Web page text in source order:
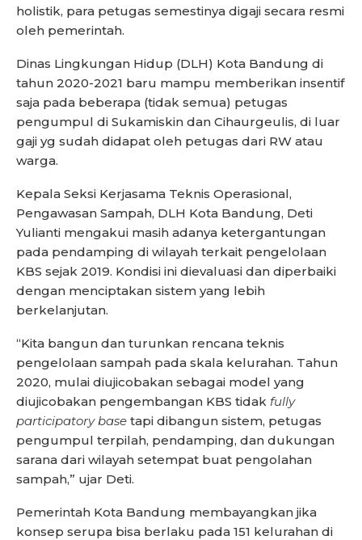
holistik, para petugas semestinya digaji secara resmi
oleh pemerintah.
Dinas Lingkungan Hidup (DLH) Kota Bandung di
tahun 2020-2021 baru mampu memberikan insentif
saja pada beberapa (tidak semua) petugas
pengumpul di Sukamiskin dan Cihaurgeulis, di luar
gaji yg sudah didapat oleh petugas dari RW atau
warga.
Kepala Seksi Kerjasama Teknis Operasional,
Pengawasan Sampah, DLH Kota Bandung, Deti
Yulianti mengakui masih adanya ketergantungan
pada pendamping di wilayah terkait pengelolaan
KBS sejak 2019. Kondisi ini dievaluasi dan diperbaiki
dengan menciptakan sistem yang lebih
berkelanjutan.
“Kita bangun dan turunkan rencana teknis
pengelolaan sampah pada skala kelurahan. Tahun
2020, mulai diujicobakan sebagai model yang
diujicobakan pengembangan KBS tidak fully
participatory base tapi dibangun sistem, petugas
pengumpul terpilah, pendamping, dan dukungan
sarana dari wilayah setempat buat pengolahan
sampah,” ujar Deti.
Pemerintah Kota Bandung membayangkan jika
konsep serupa bisa berlaku pada 151 kelurahan di